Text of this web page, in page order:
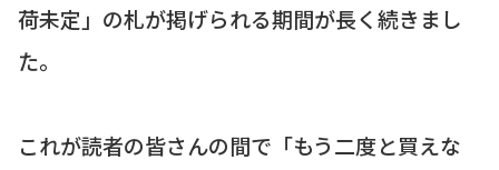
荷未定」の札が掲げられる期間が長く続きまし
た。
これが読者の皆さんの間で「もう二度と買えな